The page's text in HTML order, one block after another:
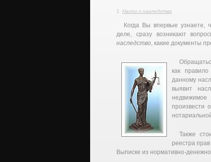
Налог с наследства
Когда Вы впервые узнаете,
деле, сразу возникают
наследство, какие документы
как
данному
выявит
произвести
Также
реестра
Выписке из нормативно-